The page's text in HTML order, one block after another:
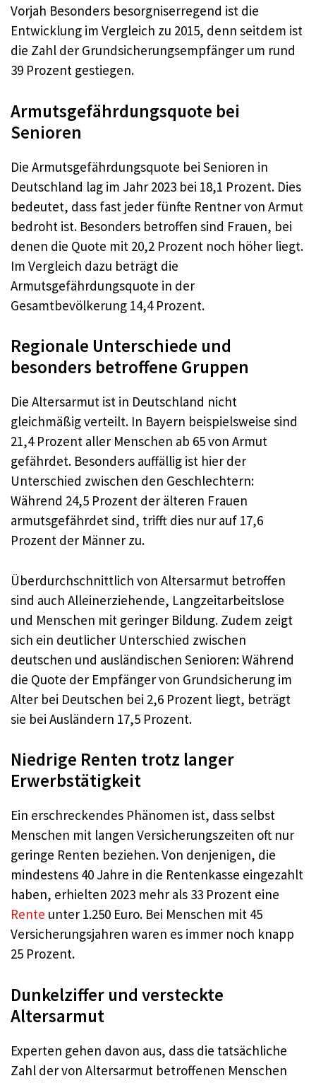
Vorjah Besonders besorgniserregend ist die
Entwicklung im Vergleich zu 2015, denn seitdem ist
die Zahl der Grundsicherungsempfänger um rund
39 Prozent gestiegen.
Armutsgefährdungsquote bei
Senioren
Die Armutsgefährdungsquote bei Senioren in
Deutschland lag im Jahr 2023 bei 18,1 Prozent. Dies
bedeutet, dass fast jeder fünfte Rentner von Armut
bedroht ist. Besonders betroffen sind Frauen, bei
denen die Quote mit 20,2 Prozent noch höher liegt.
Im Vergleich dazu beträgt die
Armutsgefährdungsquote in der
Gesamtbevölkerung 14,4 Prozent.
Regionale Unterschiede und
besonders betroffene Gruppen
Die Altersarmut ist in Deutschland nicht
gleichmäßig verteilt. In Bayern beispielsweise sind
21,4 Prozent aller Menschen ab 65 von Armut
gefährdet. Besonders auffällig ist hier der
Unterschied zwischen den Geschlechtern:
Während 24,5 Prozent der älteren Frauen
armutsgefährdet sind, trifft dies nur auf 17,6
Prozent der Männer zu.
Überdurchschnittlich von Altersarmut betroffen
sind auch Alleinerziehende, Langzeitarbeitslose
und Menschen mit geringer Bildung. Zudem zeigt
sich ein deutlicher Unterschied zwischen
deutschen und ausländischen Senioren: Während
die Quote der Empfänger von Grundsicherung im
Alter bei Deutschen bei 2,6 Prozent liegt, beträgt
sie bei Ausländern 17,5 Prozent.
Niedrige Renten trotz langer
Erwerbstätigkeit
Ein erschreckendes Phänomen ist, dass selbst
Menschen mit langen Versicherungszeiten oft nur
geringe Renten beziehen. Von denjenigen, die
mindestens 40 Jahre in die Rentenkasse eingezahlt
haben, erhielten 2023 mehr als 33 Prozent eine
Rente unter 1.250 Euro. Bei Menschen mit 45
Versicherungsjahren waren es immer noch knapp
25 Prozent.
Dunkelziffer und versteckte
Altersarmut
Experten gehen davon aus, dass die tatsächliche
Zahl der von Altersarmut betroffenen Menschen